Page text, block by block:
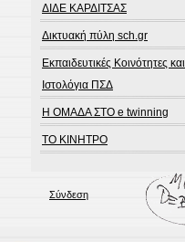
ΔΙΔΕ ΚΑΡΔΙΤΣΑΣ
Δικτυακή πύλη sch.gr
Εκπαιδευτικές Κοινότητες και
Ιστολόγια ΠΣΔ
Η ΟΜΑΔΑ ΣΤΟ e twinning
ΤΟ ΚΙΝΗΤΡΟ
Σύνδεση